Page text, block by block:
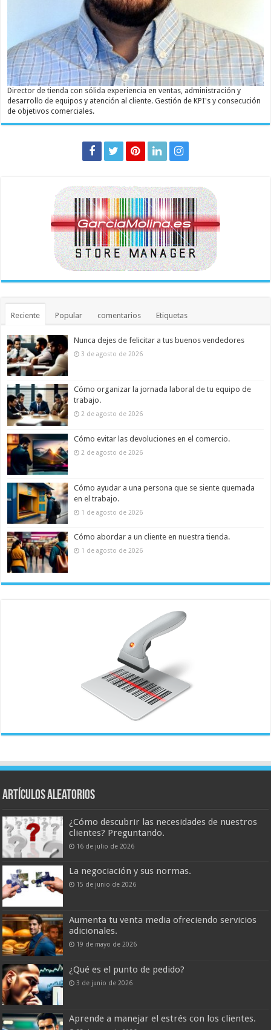
Director de tienda con sólida experiencia en ventas, administración y
desarrollo de equipos y atención al cliente. Gestión de KPI's y consecución
de objetivos comerciales.
Reciente Popular comentarios Etiquetas
Nunca dejes de felicitar a tus buenos vendedores
3 de agosto de 2026
Cómo organizar la jornada laboral de tu equipo de
trabajo.
2 de agosto de 2026
Cómo evitar las devoluciones en el comercio.
2 de agosto de 2026
Cómo ayudar a una persona que se siente quemada
en el trabajo.
1 de agosto de 2026
Cómo abordar a un cliente en nuestra tienda.
1 de agosto de 2026
Artículos aleatorios
¿Cómo descubrir las necesidades de nuestros
clientes? Preguntando.
16 de julio de 2026
La negociación y sus normas.
15 de junio de 2026
Aumenta tu venta media ofreciendo servicios
adicionales.
19 de mayo de 2026
¿Qué es el punto de pedido?
3 de junio de 2026
Aprende a manejar el estrés con los clientes.